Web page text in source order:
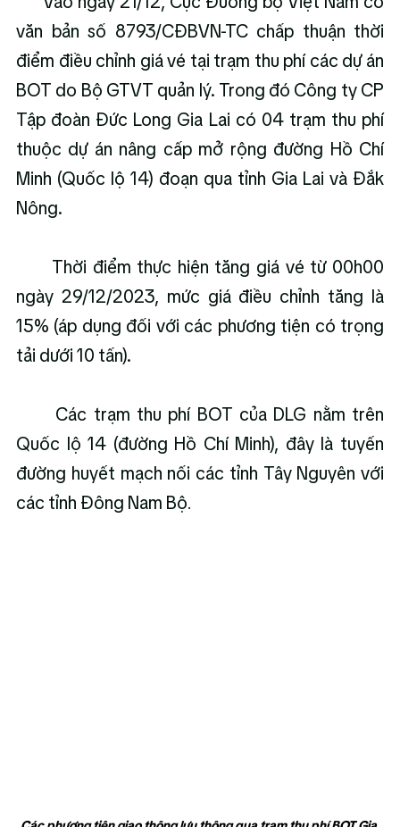
văn bản số 8793/CĐBVN-TC chấp thuận thời
điểm điều chỉnh giá vé tại trạm thu phí các dự án
BOT do Bộ GTVT quản lý. Trong đó Công ty CP
Tập đoàn Đức Long Gia Lai có 04 trạm thu phí
thuộc dự án nâng cấp mở rộng đường Hồ Chí
Minh (Quốc lộ 14) đoạn qua tỉnh Gia Lai và Đắk
Nông.
ngày 29/12/2023, mức giá điều chỉnh tăng là
15% (áp dụng đối với các phương tiện có trọng
tải dưới 10 tấn).
Quốc lộ 14 (đường Hồ Chí Minh), đây là tuyến
đường huyết mạch nối các tỉnh Tây Nguyên với
các tỉnh Đông Nam Bộ